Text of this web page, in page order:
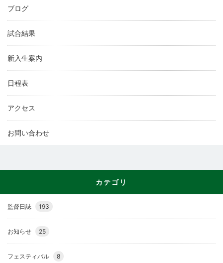
ブログ
試合結果
新入生案内
日程表
アクセス
お問い合わせ
カテゴリ
監督日誌 193
お知らせ 25
フェスティバル 8